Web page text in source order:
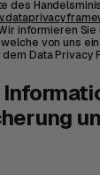
des
informieren Sie
von uns
Data Privacy